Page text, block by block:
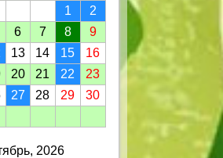
1
2
6 7 8
9
13 14 15
16
20 21 22
23
27 28 29
30
2026